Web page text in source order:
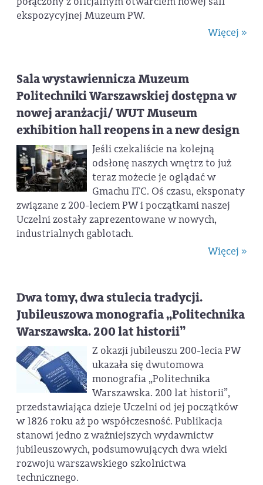
ekspozycyjnej Muzeum PW.
Więcej »
Sala wystawiennicza Muzeum
Politechniki Warszawskiej dostępna w
nowej aranżacji/ WUT Museum
exhibition hall reopens in a new design
Jeśli czekaliście na kolejną
odsłonę naszych wnętrz to już
teraz możecie je oglądać w
Gmachu ITC. Oś czasu, eksponaty
związane z 200-leciem PW i początkami naszej
Uczelni zostały zaprezentowane w nowych,
industrialnych gablotach.
Więcej »
Dwa tomy, dwa stulecia tradycji.
Jubileuszowa monografia „Politechnika
Warszawska. 200 lat historii”
Z okazji jubileuszu 200-lecia PW
ukazała się dwutomowa
monografia „Politechnika
Warszawska. 200 lat historii”,
przedstawiająca dzieje Uczelni od jej początków
w 1826 roku aż po współczesność. Publikacja
stanowi jedno z ważniejszych wydawnictw
jubileuszowych, podsumowujących dwa wieki
rozwoju warszawskiego szkolnictwa
technicznego.